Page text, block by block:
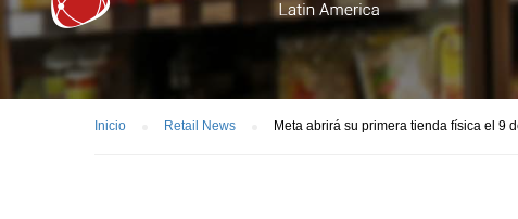
Inicio Retail News Meta abrirá su primera tienda física el 9